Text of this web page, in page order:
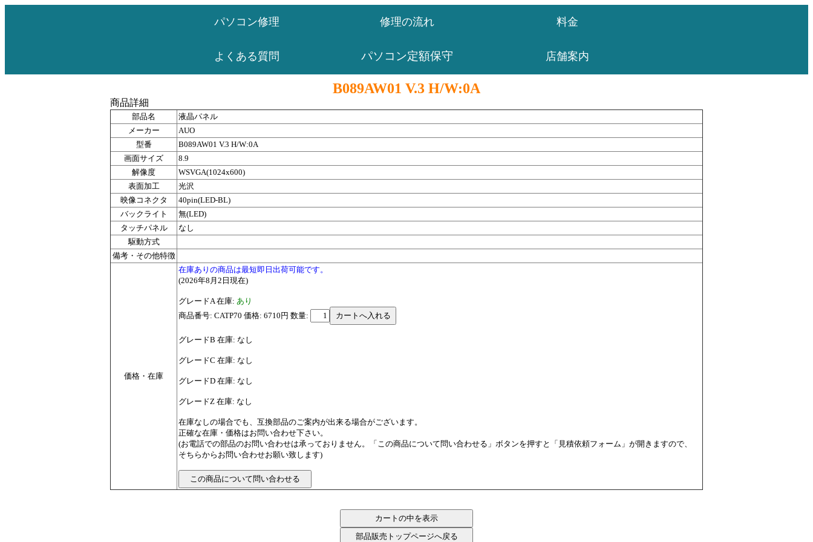
パソコン修理 修理の流れ 料金
よくある質問 パソコン定額保守 店舗案内
B089AW01 V.3 H/W:0A
商品詳細
部品名
液晶パネル
メーカー
AUO
型番
B089AW01 V.3 H/W:0A
画面サイズ
8.9
解像度
WSVGA(1024x600)
表面加工
光沢
映像コネクタ
40pin(LED-BL)
バックライト
無(LED)
タッチパネル
なし
駆動方式
備考・その他特徴
価格・在庫
在庫ありの商品は最短即日出荷可能です。
(2026年8月2日現在)
グレードA 在庫: あり
商品番号: CATP70 価格: 6710円 数量:
グレードB 在庫: なし
グレードC 在庫: なし
グレードD 在庫: なし
グレードZ 在庫: なし
在庫なしの場合でも、互換部品のご案内が出来る場合がございます。
正確な在庫・価格はお問い合わせ下さい。
(お電話での部品のお問い合わせは承っておりません。「この商品について問い合わせる」ボタンを押すと「見積依頼フォーム」が開きますので、
そちらからお問い合わせお願い致します)